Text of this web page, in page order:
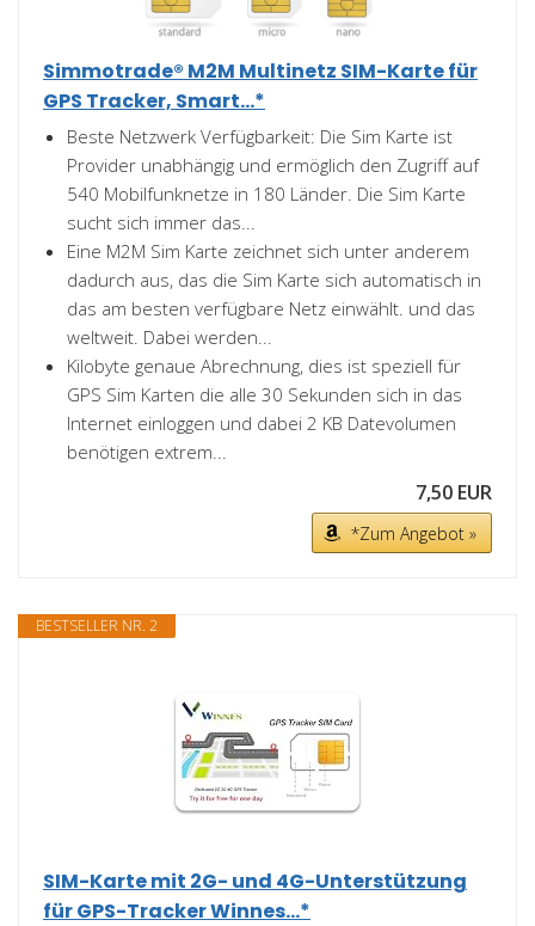
Simmotrade® M2M Multinetz SIM-Karte für
GPS Tracker, Smart...*
Beste Netzwerk Verfügbarkeit: Die Sim Karte ist
Provider unabhängig und ermöglich den Zugriff auf
540 Mobilfunknetze in 180 Länder. Die Sim Karte
sucht sich immer das...
Eine M2M Sim Karte zeichnet sich unter anderem
dadurch aus, das die Sim Karte sich automatisch in
das am besten verfügbare Netz einwählt. und das
weltweit. Dabei werden...
Kilobyte genaue Abrechnung, dies ist speziell für
GPS Sim Karten die alle 30 Sekunden sich in das
Internet einloggen und dabei 2 KB Datevolumen
benötigen extrem...
7,50 EUR
*Zum Angebot »
BESTSELLER NR. 2
SIM-Karte mit 2G- und 4G-Unterstützung
für GPS-Tracker Winnes...*